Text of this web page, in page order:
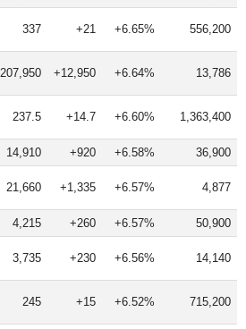
337 +21 +6.65% 556,200
207,950 +12,950 +6.64% 13,786
237.5 +14.7 +6.60% 1,363,400
14,910 +920 +6.58% 36,900
21,660 +1,335 +6.57% 4,877
4,215 +260 +6.57% 50,900
3,735 +230 +6.56% 14,140
245 +15 +6.52% 715,200